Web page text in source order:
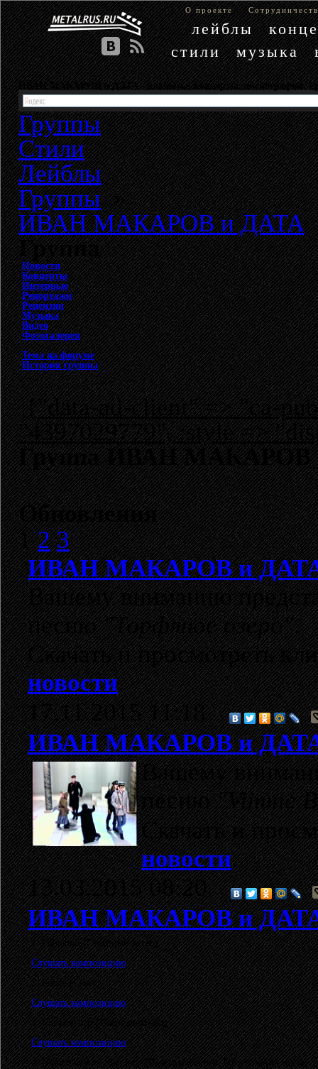
О проекте
лейблы
стили
музыка
ИВАН МАКАРОВ и ДАТА - альбомы, концерты,
Группы
Стили
Лейблы
Группы»
ИВАН МАКАРОВ и ДАТА
Группа
Новости
Концерты
Интервью
Репортажи
Рецензии
Музыка
Видео
Фотогалерея
Тема на форуме
История группы
{"data-ad-client" => "ca-
"4397029779", :style =>
Группа ИВАН МАКАРОВ
Обновления
1 2 3
ИВАН МАКАРОВ и
Вашему вниманию
песню"Торфяное озеро".
Скачать и просмотреть
новости.
17.11.2015 11:18
ИВАН МАКАРОВ и
Вашему
песню"Viimne
Скачать и
новости.
13.03.2015 08:20
ИВАН МАКАРОВ и
1. Põhjatuul (Северный ветер)
Слушать композицию
2. Pojale (Сыну)
Слушать композицию
3. Viimane ball (Последний бал)
Слушать композицию
4. Nomen nescio. Sine loco (Имя неизвестно. Без указания места)